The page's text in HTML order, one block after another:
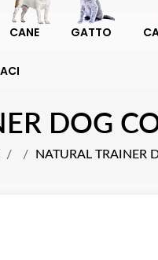
CANE GATTO
DOG
NATURAL TRAINER